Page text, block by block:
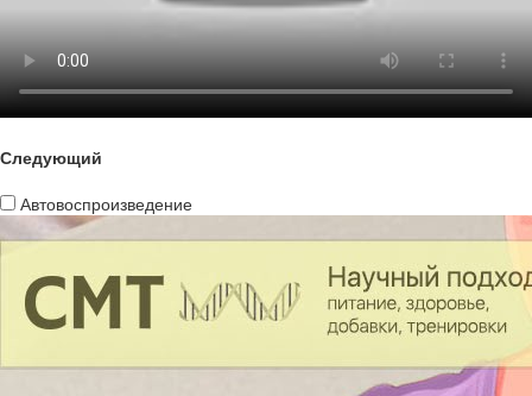
Следующий
Автовоспроизведение